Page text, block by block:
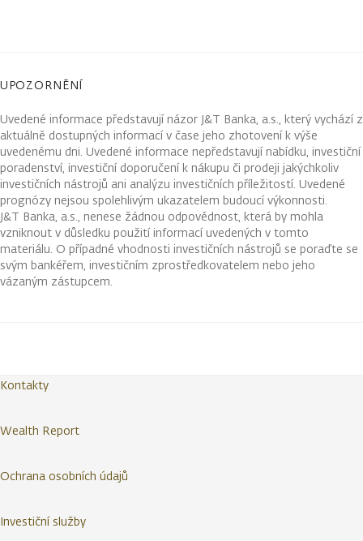
UPOZORNĚNÍ
Uvedené informace představují názor J&T Banka, a.s., který vychází z
aktuálně dostupných informací v čase jeho zhotovení k výše
uvedenému dni. Uvedené informace nepředstavují nabídku, investiční
poradenství, investiční doporučení k nákupu či prodeji jakýchkoliv
investičních nástrojů ani analýzu investičních příležitostí. Uvedené
prognózy nejsou spolehlivým ukazatelem budoucí výkonnosti.
J&T Banka, a.s., nenese žádnou odpovědnost, která by mohla
vzniknout v důsledku použití informací uvedených v tomto
materiálu. O případné vhodnosti investičních nástrojů se poraďte se
svým bankéřem, investičním zprostředkovatelem nebo jeho
vázaným zástupcem.
Kontakty
Wealth Report
Ochrana osobních údajů
Investiční služby